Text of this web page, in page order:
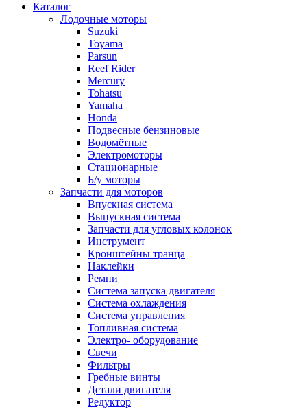
Каталог
Лодочные моторы
Suzuki
Toyama
Parsun
Reef Rider
Mercury
Tohatsu
Yamaha
Honda
Подвесные бензиновые
Водомётные
Электромоторы
Стационарные
Б/у моторы
Запчасти для моторов
Впускная система
Выпускная система
Запчасти для угловых колонок
Инструмент
Кронштейны транца
Наклейки
Ремни
Система запуска двигателя
Система охлаждения
Система управления
Топливная система
Электро- оборудование
Свечи
Фильтры
Гребные винты
Детали двигателя
Редуктор